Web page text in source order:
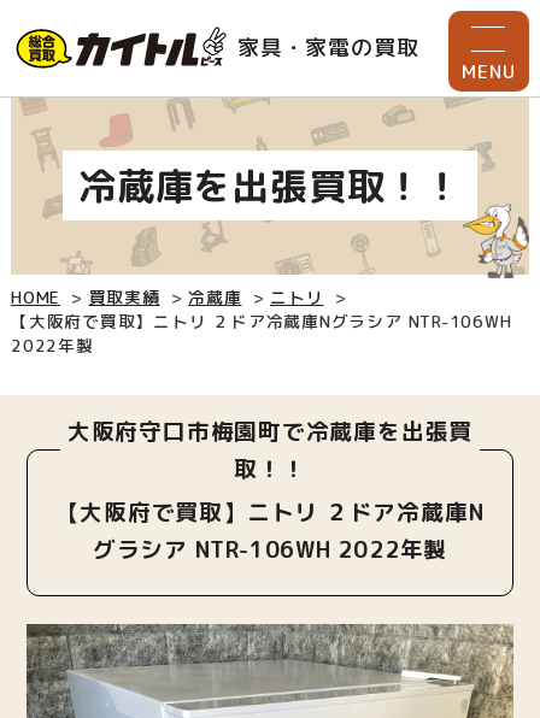
家具・家電の買取
MENU
冷蔵庫を出張買取！！
HOME 買取実績 冷蔵庫
ニトリ
【大阪府で買取】ニトリ ２ドア冷蔵庫Nグラシア NTR-106WH
2022年製
大阪府守口市梅園町で冷蔵庫を出張買
取！！
【大阪府で買取】ニトリ ２ドア冷蔵庫N
グラシア NTR-106WH 2022年製